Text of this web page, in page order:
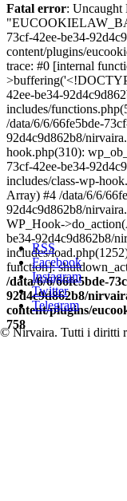
RSS
Facebook
Instagram
Twitter
Telegram
© Nirvaira. Tutti i diritti
Fatal error: Uncaught
73cf-42ee-be34-
content/plugins/
trace: #0 [internal
42ee-be34-
includes/
/data/6/6/66fe5bde-
92d4c9d862b8/
hook.php(310):
73cf-42ee-be34-
includes/class-wp-
Array) #4 /data/6/6/
92d4c9d862b8/
WP_Hook-
be34-92d4c9d862b8/
includes/
function]:
/data/6/6/66fe5bde-
92d4c9d862b8/
content/plugins/
758